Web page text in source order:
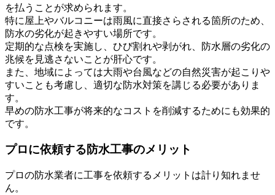
を払うことが求められます。
特に屋上やバルコニーは雨風に直接さらされる箇所のため、
防水の劣化が起きやすい場所です。
定期的な点検を実施し、ひび割れや剥がれ、防水層の劣化の
兆候を見逃さないことが肝心です。
また、地域によっては大雨や台風などの自然災害が起こりや
すいことも考慮し、適切な防水対策を講じる必要がありま
す。
早めの防水工事が将来的なコストを削減するためにも効果的
です。
プロに依頼する防水工事のメリット
プロの防水業者に工事を依頼するメリットは計り知れませ
ん。